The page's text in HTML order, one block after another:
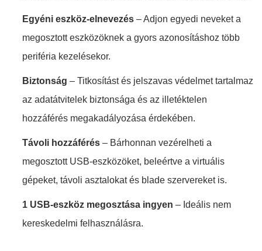
Egyéni eszköz-elnevezés – Adjon egyedi neveket a
megosztott eszközöknek a gyors azonosításhoz több
periféria kezelésekor.
Biztonság – Titkosítást és jelszavas védelmet tartalmaz
az adatátvitelek biztonsága és az illetéktelen
hozzáférés megakadályozása érdekében.
Távoli hozzáférés – Bárhonnan vezérelheti a
megosztott USB-eszközöket, beleértve a virtuális
gépeket, távoli asztalokat és blade szervereket is.
1 USB-eszköz megosztása ingyen – Ideális nem
kereskedelmi felhasználásra.